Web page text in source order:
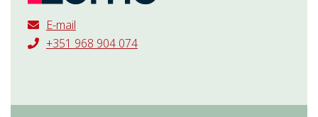
E-mail
+351 968 904 074